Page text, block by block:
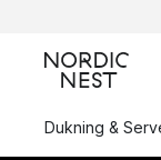
Dukning &